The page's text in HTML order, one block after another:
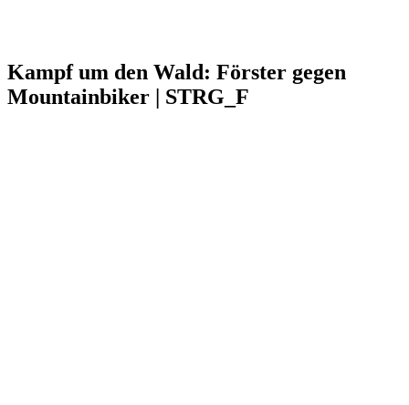
Kampf um den Wald: Förster gegen
Mountainbiker | STRG_F